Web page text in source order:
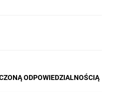
ODPOWIEDZIALNOŚCIĄ